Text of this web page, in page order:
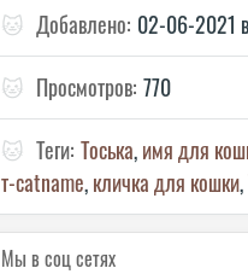
🐱 Добавлено: 02-06-2021
🐱 Просмотров: 770
🐱 Теги: Тоська,имя для
т-catname,кличка для кошки,
Мы в соц сетях